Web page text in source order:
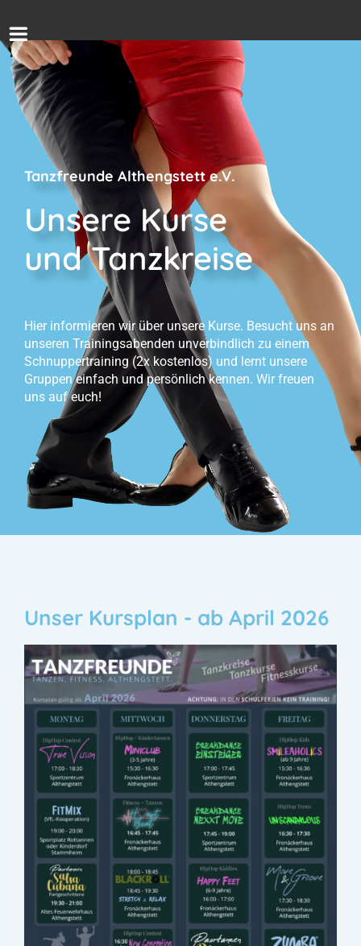
Tanzfreunde Althengstett e.V.
Unsere Kurse
und Tanzkreise
Hier informieren wir über unsere Kurse. Besucht uns an
unseren Trainingsabenden unverbindlich zu einem
Schnuppertraining (2x kostenlos) und lernt unsere
Gruppen einfach und persönlich kennen. Wir freuen
uns auf euch!
Unser Kursplan - ab April 2026